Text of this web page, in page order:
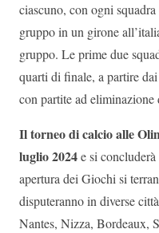
ciascuno, con ogni
gruppo in un girone
gruppo. Le prime due
quarti di finale, a partire
con partite ad
Il torneo di calcio alle
luglio 2024e si
apertura dei Giochi si
disputeranno in diverse
Nantes, Nizza, Bordeaux,